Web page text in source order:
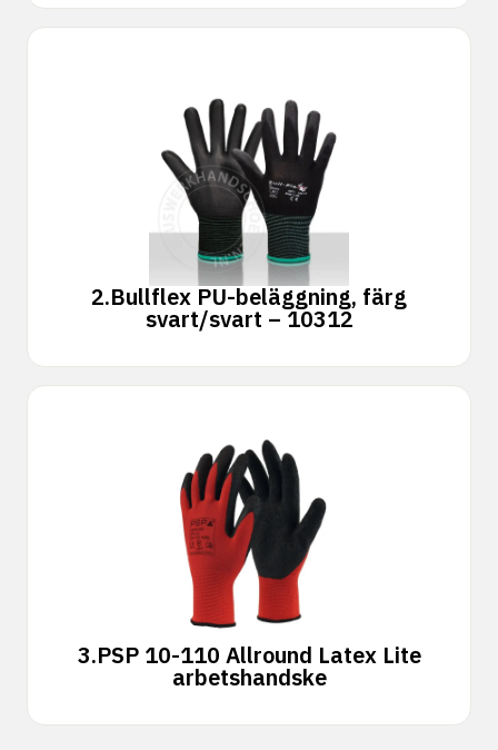
2.Bullflex PU-beläggning, färg
svart/svart – 10312
3.PSP 10-110 Allround Latex Lite
arbetshandske